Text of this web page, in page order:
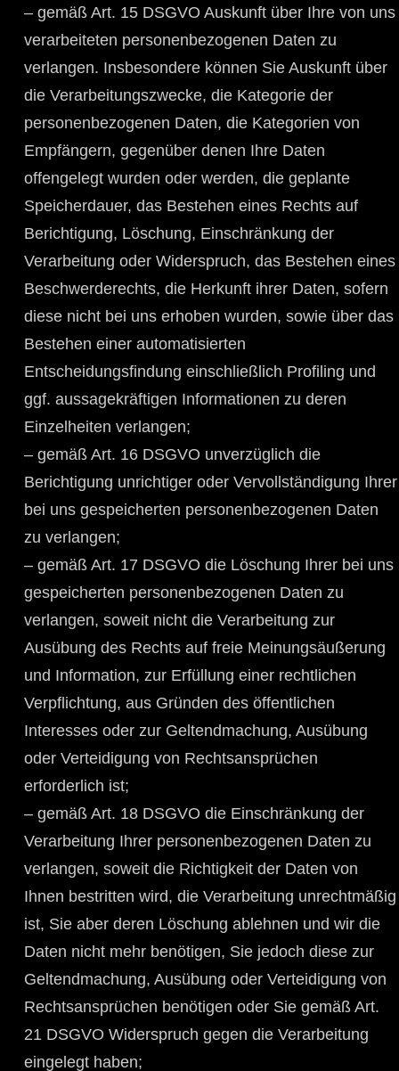
– gemäß Art. 15 DSGVO Auskunft über Ihre von uns
verarbeiteten personenbezogenen Daten zu
verlangen. Insbesondere können Sie Auskunft über
die Verarbeitungszwecke, die Kategorie der
personenbezogenen Daten, die Kategorien von
Empfängern, gegenüber denen Ihre Daten
offengelegt wurden oder werden, die geplante
Speicherdauer, das Bestehen eines Rechts auf
Berichtigung, Löschung, Einschränkung der
Verarbeitung oder Widerspruch, das Bestehen eines
Beschwerderechts, die Herkunft ihrer Daten, sofern
diese nicht bei uns erhoben wurden, sowie über das
Bestehen einer automatisierten
Entscheidungsfindung einschließlich Profiling und
ggf. aussagekräftigen Informationen zu deren
Einzelheiten verlangen;
– gemäß Art. 16 DSGVO unverzüglich die
Berichtigung unrichtiger oder Vervollständigung Ihrer
bei uns gespeicherten personenbezogenen Daten
zu verlangen;
– gemäß Art. 17 DSGVO die Löschung Ihrer bei uns
gespeicherten personenbezogenen Daten zu
verlangen, soweit nicht die Verarbeitung zur
Ausübung des Rechts auf freie Meinungsäußerung
und Information, zur Erfüllung einer rechtlichen
Verpflichtung, aus Gründen des öffentlichen
Interesses oder zur Geltendmachung, Ausübung
oder Verteidigung von Rechtsansprüchen
erforderlich ist;
– gemäß Art. 18 DSGVO die Einschränkung der
Verarbeitung Ihrer personenbezogenen Daten zu
verlangen, soweit die Richtigkeit der Daten von
Ihnen bestritten wird, die Verarbeitung unrechtmäßig
ist, Sie aber deren Löschung ablehnen und wir die
Daten nicht mehr benötigen, Sie jedoch diese zur
Geltendmachung, Ausübung oder Verteidigung von
Rechtsansprüchen benötigen oder Sie gemäß Art.
21 DSGVO Widerspruch gegen die Verarbeitung
eingelegt haben;